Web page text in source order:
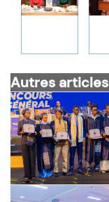
Autres articles